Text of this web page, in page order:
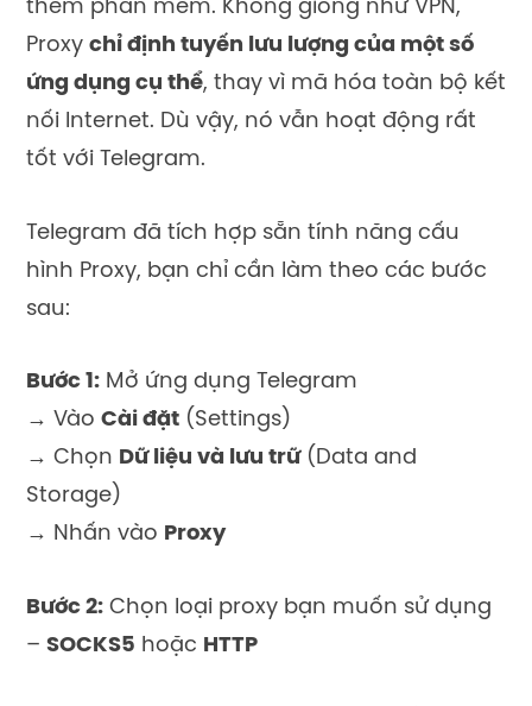
thêm phần mềm. Không giống như VPN,
Proxy chỉ định tuyến lưu lượng của một số
ứng dụng cụ thể, thay vì mã hóa toàn bộ kết
nối Internet. Dù vậy, nó vẫn hoạt động rất
tốt với Telegram.
Telegram đã tích hợp sẵn tính năng cấu
hình Proxy, bạn chỉ cần làm theo các bước
sau:
Bước 1: Mở ứng dụng Telegram
→ Vào Cài đặt (Settings)
→ Chọn Dữ liệu và lưu trữ(Data and
Storage)
→ Nhấn vào Proxy
Bước 2: Chọn loại proxy bạn muốn sử dụng
– SOCKS5 hoặc HTTP